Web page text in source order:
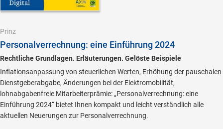
Prinz
Personalverrechnung: eine Einführung 2024
Rechtliche Grundlagen. Erläuterungen. Gelöste Beispiele
Inflationsanpassung von steuerlichen Werten, Erhöhung der pauschalen
Dienstgeberabgabe, Änderungen bei der Elektromobilität,
lohnabgabenfreie Mitarbeiterprämie: „Personalverrechnung: eine
Einführung 2024“ bietet Ihnen kompakt und leicht verständlich alle
aktuellen Neuerungen zur Personalverrechnung.